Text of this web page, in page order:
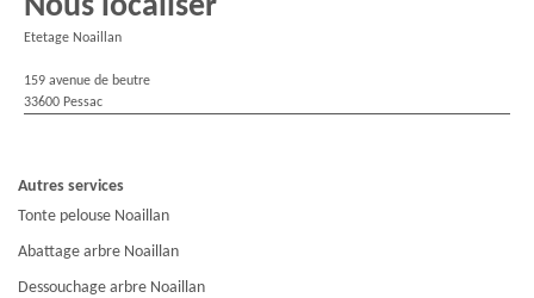
Etetage Noaillan
159 avenue de beutre
33600 Pessac
Autres services
Tonte pelouse Noaillan
Abattage arbre Noaillan
Dessouchage arbre Noaillan